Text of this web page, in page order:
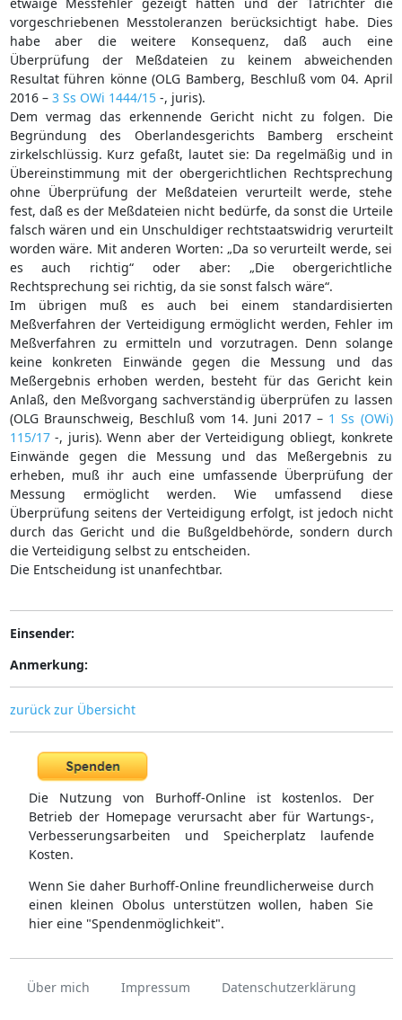
vorgeschriebenen Messtoleranzen berücksichtigt habe. Dies
habe aber die weitere Konsequenz, daß auch eine
Überprüfung der Meßdateien zu keinem abweichenden
Resultat führen könne (OLG Bamberg, Beschluß vom 04. April
2016 – 3 Ss OWi 1444/15-, juris).
Dem vermag das erkennende Gericht nicht zu folgen. Die
Begründung des Oberlandesgerichts Bamberg erscheint
zirkelschlüssig. Kurz gefaßt, lautet sie: Da regelmäßig und in
Übereinstimmung mit der obergerichtlichen Rechtsprechung
ohne Überprüfung der Meßdateien verurteilt werde, stehe
fest, daß es der Meßdateien nicht bedürfe, da sonst die Urteile
falsch wären und ein Unschuldiger rechtstaatswidrig verurteilt
worden wäre. Mit anderen Worten: „Da so verurteilt werde, sei
es auch richtig“ oder aber: „Die obergerichtliche
Rechtsprechung sei richtig, da sie sonst falsch wäre“.
Im übrigen muß es auch bei einem standardisierten
Meßverfahren der Verteidigung ermöglicht werden, Fehler im
Meßverfahren zu ermitteln und vorzutragen. Denn solange
keine konkreten Einwände gegen die Messung und das
Meßergebnis erhoben werden, besteht für das Gericht kein
Anlaß, den Meßvorgang sachverständig überprüfen zu lassen
(OLG Braunschweig, Beschluß vom 14. Juni 2017 – 1 Ss (OWi)
115/17-, juris). Wenn aber der Verteidigung obliegt, konkrete
Einwände gegen die Messung und das Meßergebnis zu
erheben, muß ihr auch eine umfassende Überprüfung der
Messung ermöglicht werden. Wie umfassend diese
Überprüfung seitens der Verteidigung erfolgt, ist jedoch nicht
durch das Gericht und die Bußgeldbehörde, sondern durch
die Verteidigung selbst zu entscheiden.
Die Entscheidung ist unanfechtbar.
Einsender:
Anmerkung:
zurück zur Übersicht
Die Nutzung von Burhoff-Online ist kostenlos. Der
Betrieb der Homepage verursacht aber für Wartungs-,
Verbesserungsarbeiten und Speicherplatz laufende
Kosten.
Wenn Sie daher Burhoff-Online freundlicherweise durch
einen kleinen Obolus unterstützen wollen, haben Sie
hier eine "Spendenmöglichkeit".
Über mich Impressum Datenschutzerklärung